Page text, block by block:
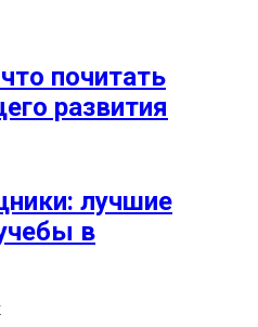
почитать
развития
лучшие
в